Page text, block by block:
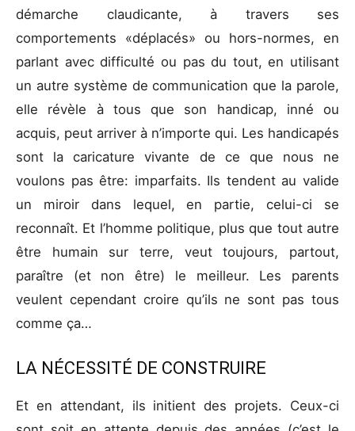
démarche claudicante, à travers ses
comportements «déplacés» ou hors-normes, en
parlant avec difficulté ou pas du tout, en utilisant
un autre système de communication que la parole,
elle révèle à tous que son handicap, inné ou
acquis, peut arriver à n’importe qui. Les handicapés
sont la caricature vivante de ce que nous ne
voulons pas être: imparfaits. Ils tendent au valide
un miroir dans lequel, en partie, celui-ci se
reconnaît. Et l’homme politique, plus que tout autre
être humain sur terre, veut toujours, partout,
paraître (et non être) le meilleur. Les parents
veulent cependant croire qu’ils ne sont pas tous
comme ça…
LA NÉCESSITÉ DE CONSTRUIRE
Et en attendant, ils initient des projets. Ceux-ci